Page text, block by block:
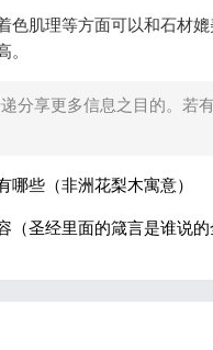
色肌理等方面可以和石材
。
分享更多信息之目的。若
哪些（非洲花梨木寓意）
（圣经里面的箴言是谁说的